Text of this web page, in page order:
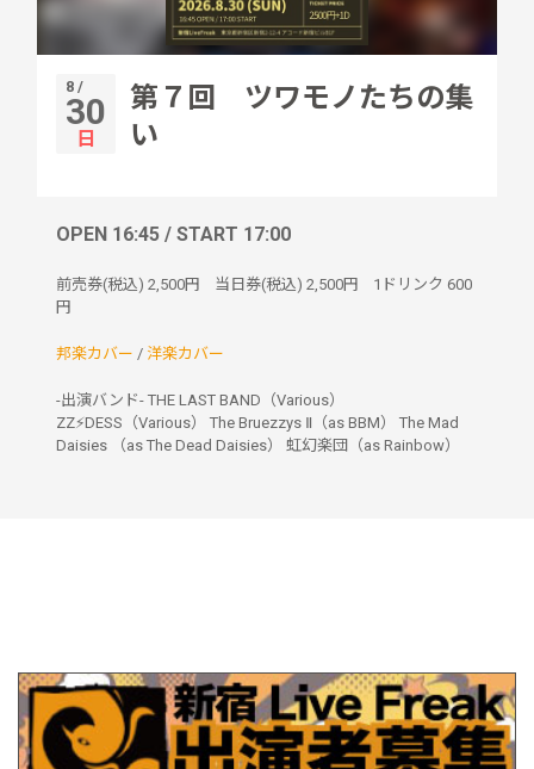
8 /
30
日
第７回 ツワモノたちの集
い
OPEN 16:45 / START 17:00
前売券(税込) 2,500円 当日券(税込) 2,500円 1ドリンク 600
円
邦楽カバー / 洋楽カバー
-出演バンド- THE LAST BAND（Various）
ZZ⚡️DESS（Various） The Bruezzys Ⅱ（as BBM） The Mad
Daisies （as The Dead Daisies） 虹幻楽団（as Rainbow）